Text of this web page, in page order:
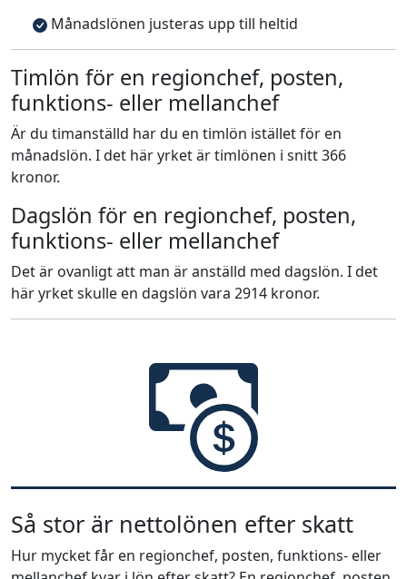
Månadslönen justeras upp till heltid
Timlön för en regionchef, posten,
funktions- eller mellanchef
Är du timanställd har du en timlön istället för en
månadslön. I det här yrket är timlönen i snitt 366
kronor.
Dagslön för en regionchef, posten,
funktions- eller mellanchef
Det är ovanligt att man är anställd med dagslön. I det
här yrket skulle en dagslön vara 2914 kronor.
Så stor är nettolönen efter skatt
Hur mycket får en regionchef, posten, funktions- eller